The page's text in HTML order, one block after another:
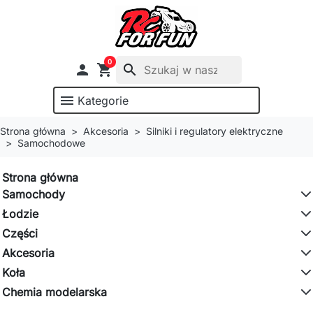
 shopping_cart
0
search
menu Kategorie
Strona główna Akcesoria
Silniki i regulatory elektryczne
Samochodowe
Strona główna
Samochody
Łodzie
Części
Akcesoria
Koła
Chemia modelarska